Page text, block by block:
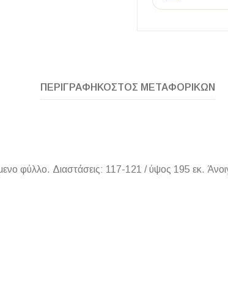
ΠΕΡΙΓΡΑΦΉ ΚΌΣΤΟΣ ΜΕΤΑΦΟΡΙΚΏΝ
φύλλο. Διαστάσεις: 117-121 / ύψος 195 εκ.